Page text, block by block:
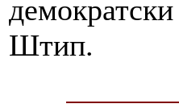
Штип.